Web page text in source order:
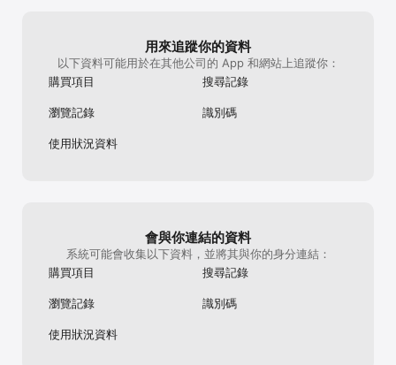
用來追蹤你的資料
以下資料可能用於在其他公司的 App 和網站上追蹤你：
購買項目
搜尋記錄
瀏覽記錄 識別碼
使用狀況資料
會與你連結的資料
系統可能會收集以下資料，並將其與你的身分連結：
購買項目
搜尋記錄
瀏覽記錄 識別碼
使用狀況資料